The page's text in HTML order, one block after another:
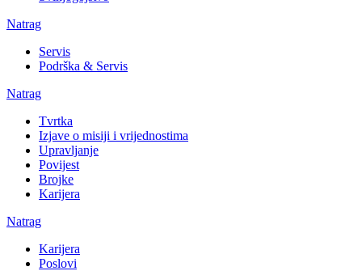
Natrag
Servis
Podrška & Servis
Natrag
Tvrtka
Izjave o misiji i vrijednostima
Upravljanje
Povijest
Brojke
Karijera
Natrag
Karijera
Poslovi